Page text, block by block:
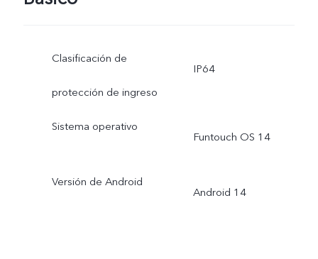
Clasificación de
protección de ingreso
IP64
Sistema operativo
Funtouch OS 14
Versión de Android
Android 14